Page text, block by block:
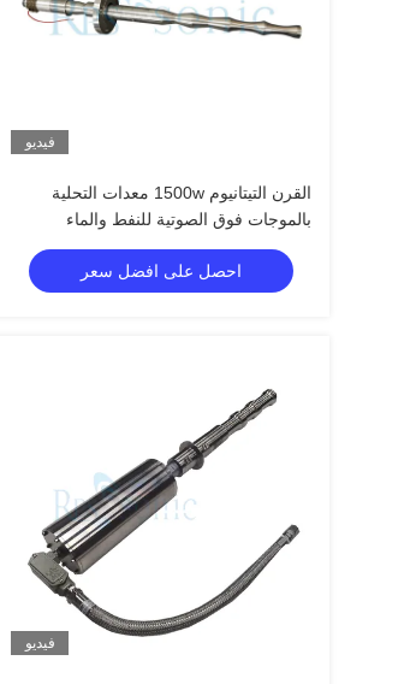
فيديو
القرن التيتانيوم 1500w معدات التحلية
بالموجات فوق الصوتية للنفط والماء
احصل على افضل سعر
فيديو